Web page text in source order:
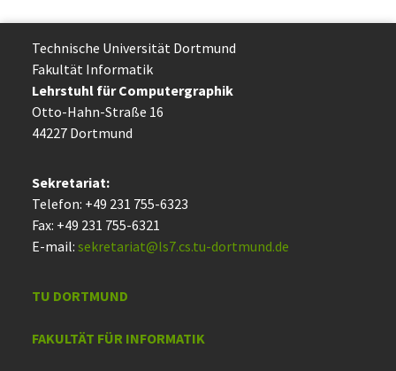
Technische Uni­ver­si­tät Dort­mund
Fakultät Informatik
Lehrstuhl für Computergraphik
Otto-Hahn-Straße 16
44227 Dort­mund
Sekretariat:
Telefon: +49 231 755-6323
Fax: +49 231 755-6321
E-mail: sekretariat@ls7.cs.tu-dortmund.de
TU DORTMUND
FAKULTÄT FÜR INFORMATIK